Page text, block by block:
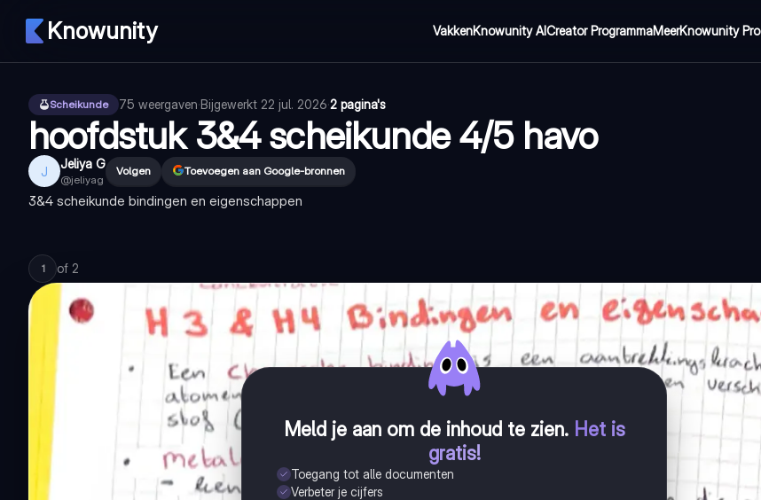
Knowunity VakkenKnowunity AICreator ProgrammaMeerKnowunity Pro
Scheikunde 75 weergaven·Bijgewerkt 22 jul. 2026·2 pagina's
hoofdstuk 3&4 scheikunde 4/5 havo
J Jeliya G
@jeliyag
Volgen Toevoegen aan Google-bronnen
3&4 scheikunde bindingen en eigenschappen
1 of 2
Meld je aan om de inhoud te zien. Het is
gratis!
Toegang tot alle documenten
Verbeter je cijfers